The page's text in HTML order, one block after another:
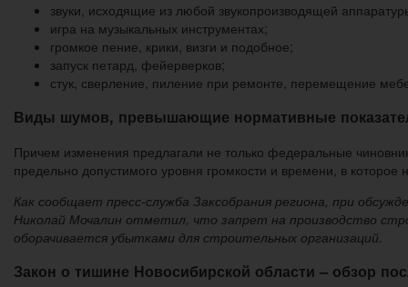
звуки, исходящие из любой звукопроизводящей
игра на музыкальных инструментах;
громкое пение, крики, визги и подобное;
запуск петард, фейерверков;
стук, сверление, пиление при ремонте, перемещение
Виды шумов, превышающие нормативные
Причем изменения предлагали не только федеральные
предельно допустимого уровня громкости и времени, в
Как сообщает пресс-служба Заксобрания региона, при
Николай Мочалин отметил, что запрет на производство
оборачивается убытками для строительных организаций.
Закон о тишине Новосибирской области – обзор